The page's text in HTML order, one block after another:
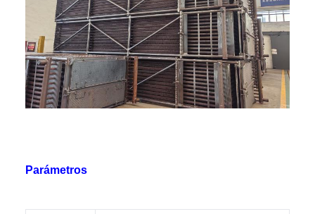
Parámetros